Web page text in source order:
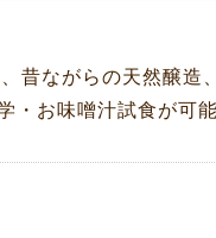
昔ながらの天然醸造
お味噌汁試食が可能